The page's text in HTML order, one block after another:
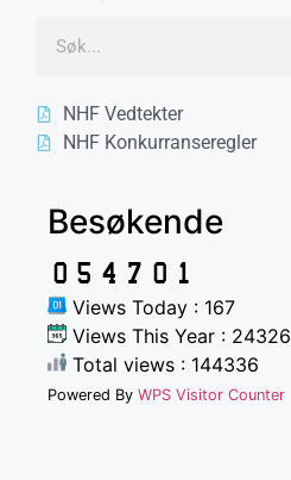
NHF Vedtekter
NHF Konkurranseregler
Besøkende
Views Today : 167
Views This Year : 24326
Total views : 144336
Powered By WPS Visitor Counter